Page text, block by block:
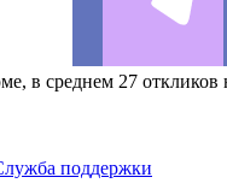
в среднем 27 откликов
поддержки